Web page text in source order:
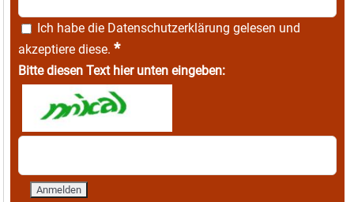
Ich habe die Datenschutzerklärung gelesen und
akzeptiere diese. *
Bitte diesen Text hier unten eingeben: